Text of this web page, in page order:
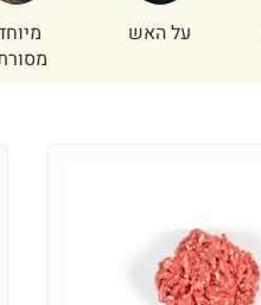
על האש